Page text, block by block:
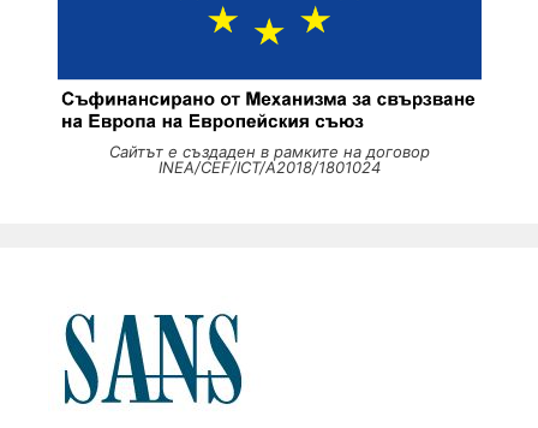
Сайтът е създаден в рамките на договор
INEA/CEF/ICT/A2018/1801024